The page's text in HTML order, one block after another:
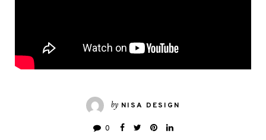
by NISA DESIGN
0